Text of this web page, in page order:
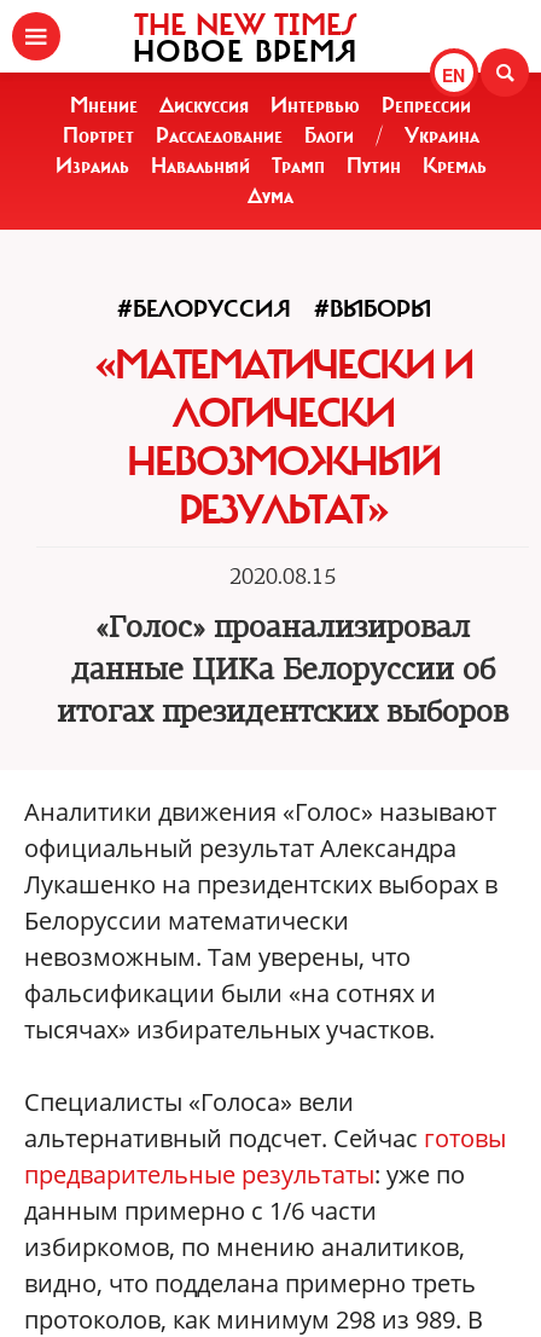
EN
THE NEW TIMES
НОВОЕ ВРЕМЯ
Мнение Дискуссия Интервью
Репрессии
Портрет
Расследование Блоги /
Украина
Израиль
Навальный Трамп Путин
Кремль
Дума
#БЕЛОРУССИЯ #ВЫБОРЫ
«МАТЕМАТИЧЕСКИ И
ЛОГИЧЕСКИ
НЕВОЗМОЖНЫЙ
РЕЗУЛЬТАТ»
2020.08.15
«Голос» проанализировал
данные ЦИКа Белоруссии об
итогах президентских выборов
Аналитики движения «Голос» называют
официальный результат Александра
Лукашенко на президентских выборах в
Белоруссии математически
невозможным. Там уверены, что
фальсификации были «на сотнях и
тысячах» избирательных участков.
Специалисты «Голоса» вели
альтернативный подсчет. Сейчас готовы
предварительные результаты: уже по
данным примерно с 1/6 части
избиркомов, по мнению аналитиков,
видно, что подделана примерно треть
протоколов, как минимум 298 из 989. В